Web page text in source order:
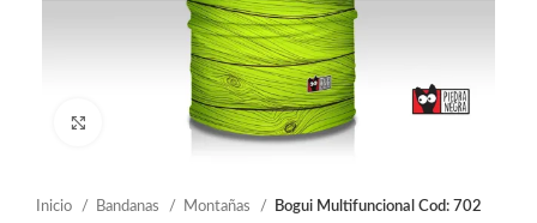
Click to enlarge
Inicio Bandanas Montañas Bogui Multifuncional Cod: 702